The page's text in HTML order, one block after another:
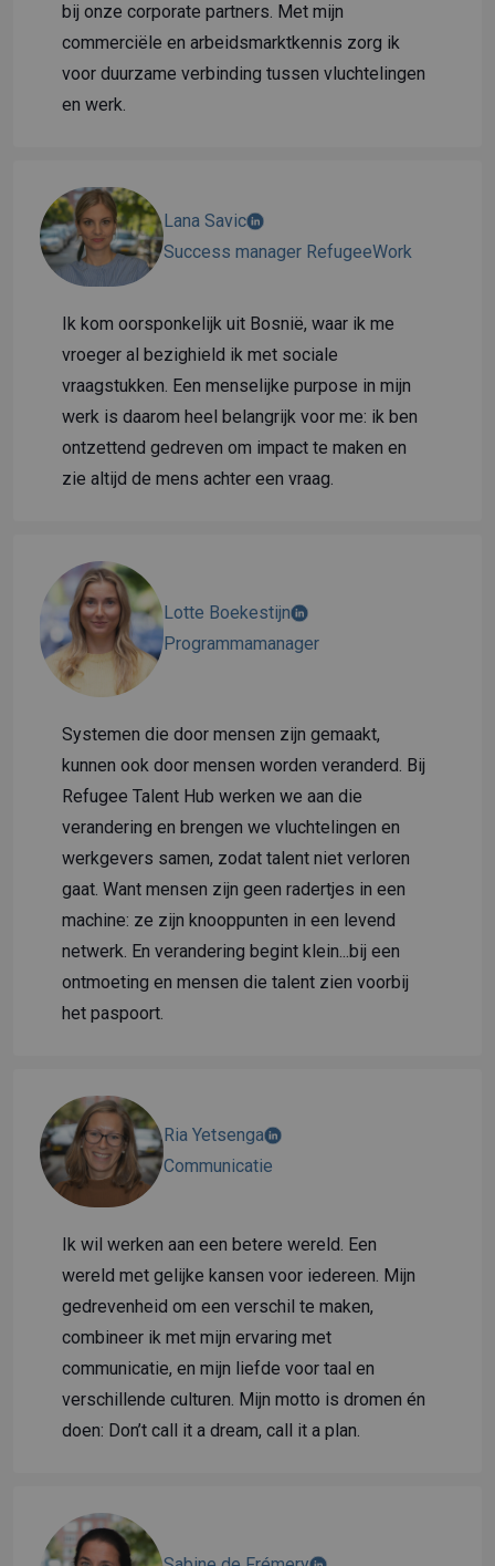
bij onze corporate partners. Met mijn
commerciële en arbeidsmarktkennis zorg ik
voor duurzame verbinding tussen vluchtelingen
en werk.
Lana Savic
Success manager RefugeeWork
Ik kom oorsponkelijk uit Bosnië, waar ik me
vroeger al bezighield ik met sociale
vraagstukken. Een menselijke purpose in mijn
werk is daarom heel belangrijk voor me: ik ben
ontzettend gedreven om impact te maken en
zie altijd de mens achter een vraag.
Lotte Boekestijn
Programmamanager
Systemen die door mensen zijn gemaakt,
kunnen ook door mensen worden veranderd. Bij
Refugee Talent Hub werken we aan die
verandering en brengen we vluchtelingen en
werkgevers samen, zodat talent niet verloren
gaat. Want mensen zijn geen radertjes in een
machine: ze zijn knooppunten in een levend
netwerk. En verandering begint klein...bij een
ontmoeting en mensen die talent zien voorbij
het paspoort.
Ria Yetsenga
Communicatie
Ik wil werken aan een betere wereld. Een
wereld met gelijke kansen voor iedereen. Mijn
gedrevenheid om een verschil te maken,
combineer ik met mijn ervaring met
communicatie, en mijn liefde voor taal en
verschillende culturen. Mijn motto is dromen én
doen: Don’t call it a dream, call it a plan.